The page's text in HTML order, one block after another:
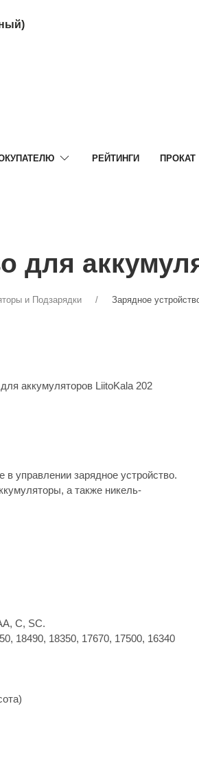
РЕЙТИНГИ ПРОКАТ
для
и Подзарядки Зарядное
в управлении зарядное устройство.
а также никель-
C, SC.
18490, 18350, 17670, 17500, 16340